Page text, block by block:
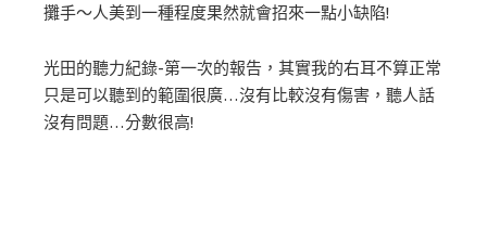
攤手～人美到一種程度果然就會招來一點小缺陷!
光田的聽力紀錄-第一次的報告，其實我的右耳不算正常
只是可以聽到的範圍很廣…沒有比較沒有傷害，聽人話
沒有問題…分數很高!